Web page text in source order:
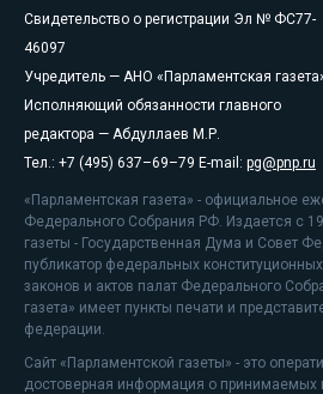
Свидетельство о регистрации Эл № ФС77-
46097
Учредитель — АНО «Парламентская
Исполняющий обязанности главного
редактора — Абдуллаев М.Р.
Тел.: +7 (495) 637–69–79 E-mail: pg@pnp.ru
«Парламентская газета» - официальное
Федерального Собрания РФ. Издается с
газеты - Государственная Дума и Совет
публикатор федеральных
законов и актов палат Федерального
газета» имеет пункты печати и
федерации.
Сайт «Парламентской газеты» - это
достоверная информация о принимаемых